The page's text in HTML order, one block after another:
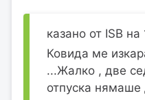
казано от ISB
Ковида ме
...Жалко , две
отпуска